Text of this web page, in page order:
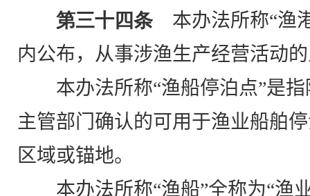
第三十四条本办法所称“渔
内公布，从事涉渔生产经营活动
本办法所称“渔船停泊点”是
主管部门确认的可用于渔业船舶
区域或锚地。
本办法所称“渔船”全称为“渔